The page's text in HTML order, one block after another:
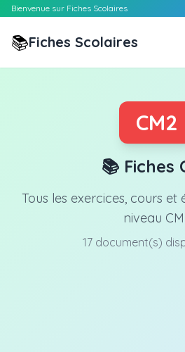
Bienvenue sur Fiches Scolaires
📚Fiches Scolaires
CM2
📚 Fiches
Tous les exercices, cours
niveau
17 document(s)